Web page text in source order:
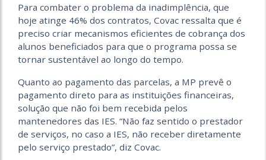
Para combater o problema da inadimplência, que
hoje atinge 46% dos contratos, Covac ressalta que é
preciso criar mecanismos eficientes de cobrança dos
alunos beneficiados para que o programa possa se
tornar sustentável ao longo do tempo.
Quanto ao pagamento das parcelas, a MP prevê o
pagamento direto para as instituições financeiras,
solução que não foi bem recebida pelos
mantenedores das IES. “Não faz sentido o prestador
de serviços, no caso a IES, não receber diretamente
pelo serviço prestado”, diz Covac.